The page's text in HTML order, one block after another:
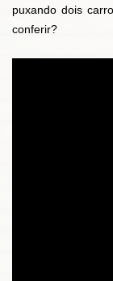
puxando dois
conferir?